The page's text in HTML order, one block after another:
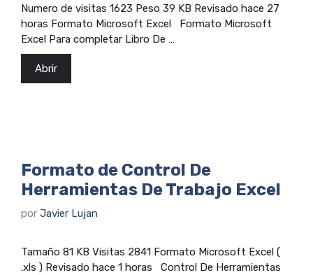
Numero de visitas 1623 Peso 39 KB Revisado hace 27
horas Formato Microsoft Excel Formato Microsoft
Excel Para completar Libro De …
Abrir
Formato de Control De
Herramientas De Trabajo Excel
por Javier Lujan
Tamaño 81 KB Visitas 2841 Formato Microsoft Excel (
.xls ) Revisado hace 1 horas Control De Herramientas